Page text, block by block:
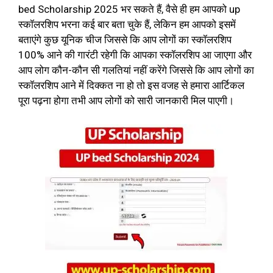
bed Scholarship 2025 भर सकते हैं, वैसे ही हम आपको up
स्कॉलरशिप भरना कई बार बता चुके हैं, लेकिन हम आपको इसमें
बताएंगे कुछ यूनिक चीज जिससे कि आप लोगों का स्कॉलरशिप
100% आने की गारंटी रहेगी कि आपका स्कॉलरशिप आ जाएगा और
आप लोग कौन-कौन सी गलतियां नहीं करेंगे जिससे कि आप लोगों का
स्कॉलरशिप आने में दिक्कत ना हो तो इस वजह से हमारा आर्टिकल
पूरा पढ़ना होगा तभी आप लोगों को सारी जानकारी मिल पाएगी।